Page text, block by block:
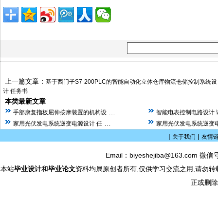
上一篇文章： 基于西门子S7-200PLC的智能自动化立体仓库物流仓储控制系统设
计 任务书
本类最新文章
手部康复指板屈伸按摩装置的机构设
智能电表控制电路设计
家用光伏发电系统逆变电源设计 任
家用光伏发电系统逆变
| 关于我们 | 友情
Email：biyeshejiba@163.com 微
本站毕业设计和毕业论文资料均属原创者所有,仅供学习交流之用,请勿
正或删